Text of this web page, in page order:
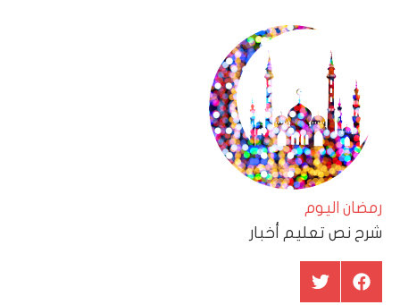
رمضان اليوم
شرح نص تعليم أخبار
عنصر
عنصر